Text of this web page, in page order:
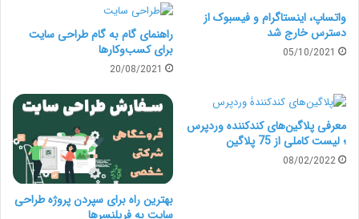
را به راحتی شخصی سازی کنید.
چرا وردپرس اینقدر محبوب است؟
محبوبیت وردپرس به دلیل ویژگی‌های گسترده و ماهیت
کاربر پسند آن است. به اندازه کافی در بازار بوده است تا
نیازهای کاربر را به طور مؤثر درک کرده و برآورده کند. بیایید
به برخی از مزایای کلیدی که باعث محبوبیت وردپرس
واتساپ، اینستاگرام و فیسبوک از
دسترس خارج شد
05/10/2021
راهنمای گام به گام طراحی سایت
برای کسب‌وکارها
20/08/2021
معرفی پلاگین‌های کندکنندۀ وردپرس
؛ لیست کاملی از 75 پلاگین
08/02/2022
بهترین راه برای سپردن پروژه طراحی
سایت به فریلنسرها